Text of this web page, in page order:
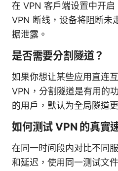
在 VPN 客户端设置中开
VPN 断线，设备将阻断未
据泄露。
是否需要分割隧道？
如果你想让某些应用直连
VPN，分割隧道是有用的
的用户，默认为全局隧道
如何测试 VPN 的真實
在同一时间段内对比不同
和延迟，使用同一测试文